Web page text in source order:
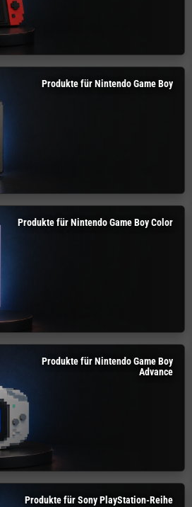
Produkte für Nintendo Game Boy
Produkte für Nintendo Game Boy Color
Produkte für Nintendo Game Boy
Advance
Produkte für Sony PlayStation-Reihe